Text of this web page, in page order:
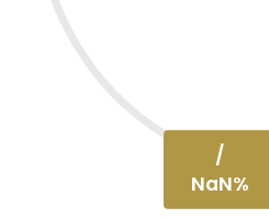
/
NaN%